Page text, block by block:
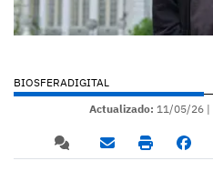
BIOSFERADIGITAL
Actualizado: 11/05/26 |